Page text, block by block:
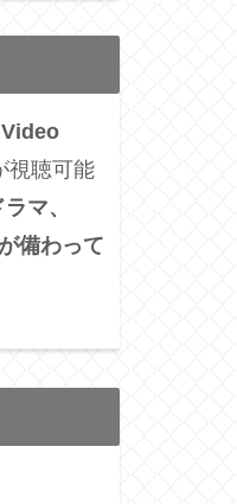
視聴可能
マ、
備わって